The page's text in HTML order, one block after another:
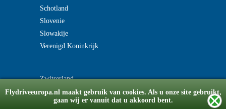
Flydriveeuropa.nl maakt gebruik van cookies. Als u onze site gebruikt,
gaan wij er vanuit dat u akkoord bent.
Schotland
Slovenie
Slowakije
Verenigd Koninkrijk
Zwitserland
© Copyright 2008-2026 flydriveeuropa.nl